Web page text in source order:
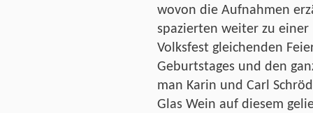
wovon die Aufnahmen
spazierten weiter zu
Volksfest gleichenden
Geburtstages und den
man Karin und Carl
Glas Wein auf diesem